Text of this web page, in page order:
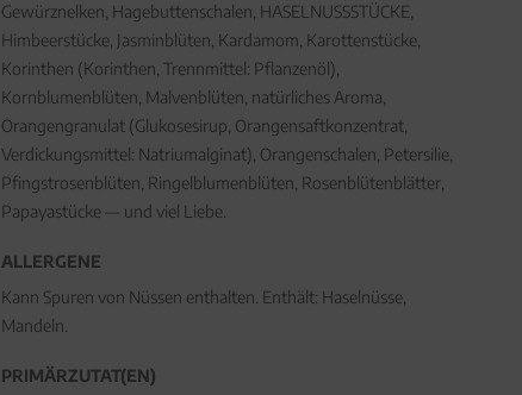
Gewürznelken, Hagebuttenschalen, HASELNUSSSTÜCKE,
Himbeerstücke, Jasminblüten, Kardamom, Karottenstücke,
Korinthen (Korinthen, Trennmittel: Pflanzenöl),
Kornblumenblüten, Malvenblüten, natürliches Aroma,
Orangengranulat (Glukosesirup, Orangensaftkonzentrat,
Verdickungsmittel: Natriumalginat), Orangenschalen, Petersilie,
Pfingstrosenblüten, Ringelblumenblüten, Rosenblütenblätter,
Papayastücke — und viel Liebe.
ALLERGENE
Kann Spuren von Nüssen enthalten. Enthält: Haselnüsse,
Mandeln.
PRIMÄRZUTAT(EN)